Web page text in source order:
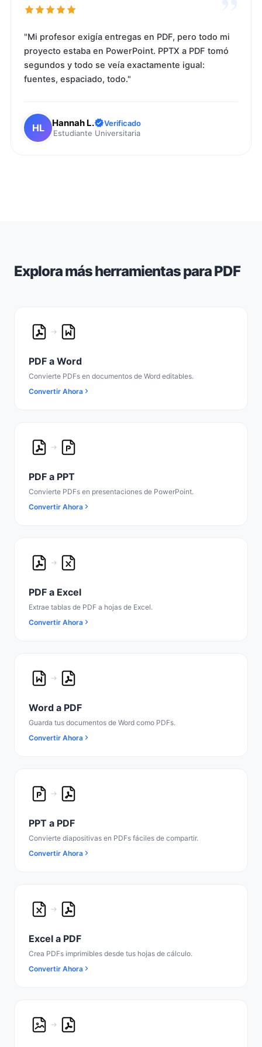
"Mi profesor exigía entregas en PDF, pero todo mi
proyecto estaba en PowerPoint. PPTX a PDF tomó
segundos y todo se veía exactamente igual:
fuentes, espaciado, todo."
HL Hannah L.
Verificado
Estudiante Universitaria
Explora más herramientas para PDF
PDF a Word
Convierte PDFs en documentos de Word editables.
Convertir Ahora
PDF a PPT
Convierte PDFs en presentaciones de PowerPoint.
Convertir Ahora
PDF a Excel
Extrae tablas de PDF a hojas de Excel.
Convertir Ahora
Word a PDF
Guarda tus documentos de Word como PDFs.
Convertir Ahora
PPT a PDF
Convierte diapositivas en PDFs fáciles de compartir.
Convertir Ahora
Excel a PDF
Crea PDFs imprimibles desde tus hojas de cálculo.
Convertir Ahora